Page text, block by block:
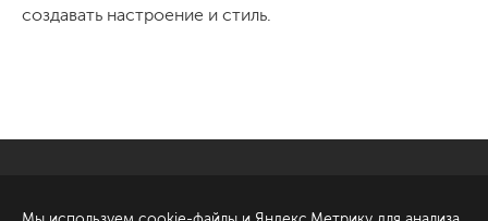
создавать настроение и стиль.
Обсудить проект